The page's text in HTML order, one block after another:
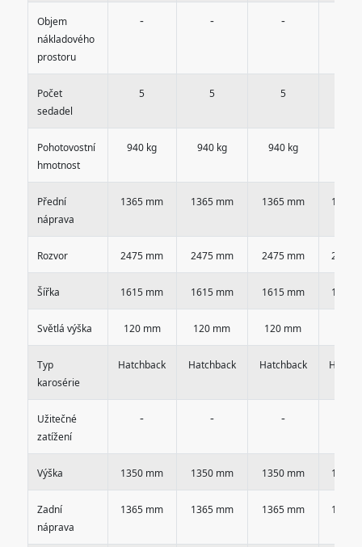
Objem
nákladového
prostoru
- - -
Počet
sedadel
5 5 5
Pohotovostní
hmotnost
940 kg 940 kg 940 kg
Přední
náprava
1365 mm 1365 mm 1365 mm 1365
Rozvor 2475 mm 2475 mm 2475 mm 2475
Šířka 1615 mm 1615 mm 1615 mm 1615
Světlá výška 120 mm 120 mm 120 mm
Typ
karosérie
Hatchback Hatchback Hatchback
Užitečné
zatížení
- - -
Výška 1350 mm 1350 mm 1350 mm 1350
Zadní
náprava
1365 mm 1365 mm 1365 mm 1365